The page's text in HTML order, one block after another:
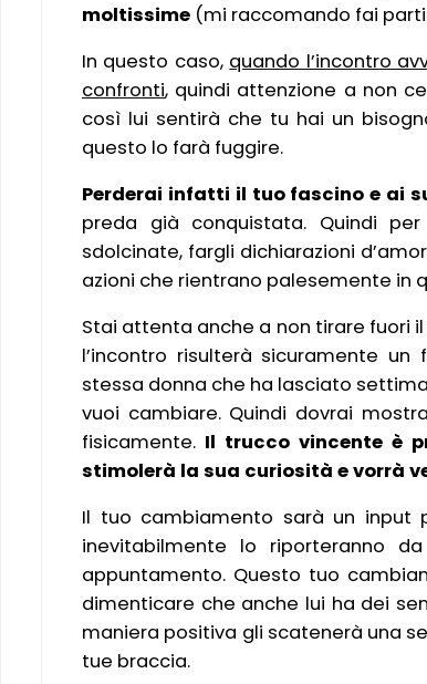
moltissime (mi raccomando fai
In questo caso, quando l’incontro
confronti, quindi attenzione a non
così lui sentirà che tu hai un
questo lo farà fuggire.
Perderai infatti il tuo fascino e ai
preda già conquistata. Quindi
sdolcinate, fargli dichiarazioni
azioni che rientrano palesemente in
Stai attenta anche a non tirare fuori
l’incontro risulterà sicuramente
stessa donna che ha lasciato
vuoi cambiare. Quindi dovrai
fisicamente. Il trucco vincente è
stimolerà la sua curiosità e vorrà
Il tuo cambiamento sarà un input
inevitabilmente lo riporteranno
appuntamento. Questo tuo
dimenticare che anche lui ha dei
maniera positiva gli scatenerà una
tue braccia.